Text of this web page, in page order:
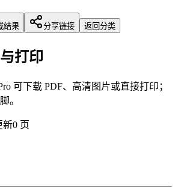
结果 分享链接 返回分类
打印
可下载 PDF、高清图片或直接打印；
。
新0 页